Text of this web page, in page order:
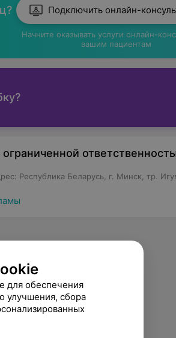
Подключить онлайн-
Начните оказывать услуги онлайн-
вашим пациентам
Республика Беларусь, г. Минск, тр.
для обеспечения
улучшения, сбора